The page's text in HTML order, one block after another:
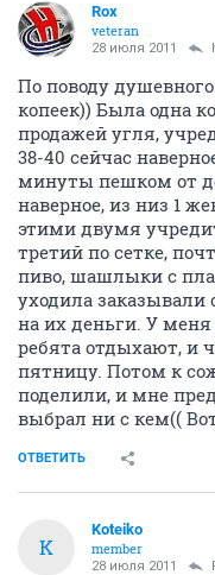
Rox
veteran
28 июля 2011
По поводу
копеек)) Была одна
продажей угля,
38-40 сейчас
минуты пешком от
наверное, из низ 1
этими двумя
третий по сетке,
пиво, шашлыки с
уходила
на их деньги. У
ребята отдыхают, и
пятницу. Потом к
поделили, и мне
выбрал ни с кем((
ОТВЕТИТЬ
K
Koteiko
member
28 июля 2011